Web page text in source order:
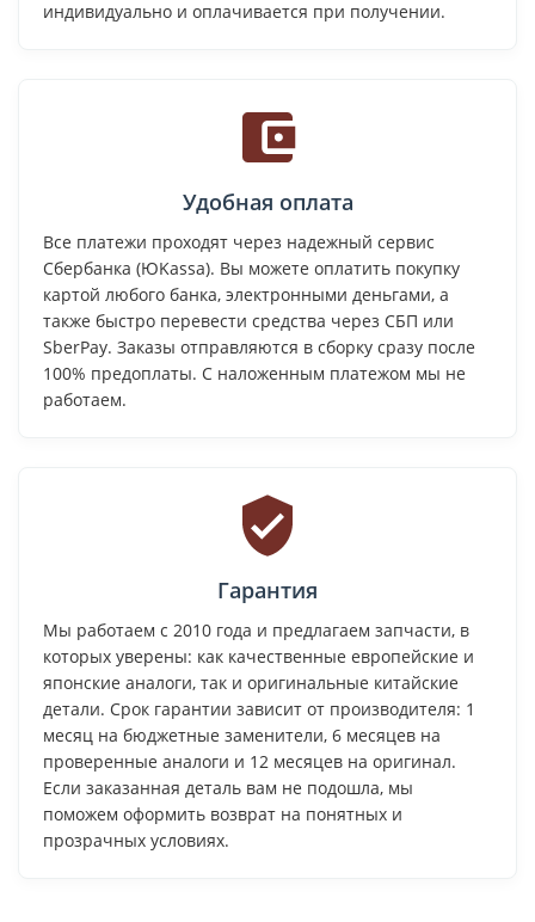
индивидуально и оплачивается при получении.
Удобная оплата
Все платежи проходят через надежный сервис
Сбербанка (ЮKassa). Вы можете оплатить покупку
картой любого банка, электронными деньгами, а
также быстро перевести средства через СБП или
SberPay. Заказы отправляются в сборку сразу после
100% предоплаты. С наложенным платежом мы не
работаем.
Гарантия
Мы работаем с 2010 года и предлагаем запчасти, в
которых уверены: как качественные европейские и
японские аналоги, так и оригинальные китайские
детали. Срок гарантии зависит от производителя: 1
месяц на бюджетные заменители, 6 месяцев на
проверенные аналоги и 12 месяцев на оригинал.
Если заказанная деталь вам не подошла, мы
поможем оформить возврат на понятных и
прозрачных условиях.